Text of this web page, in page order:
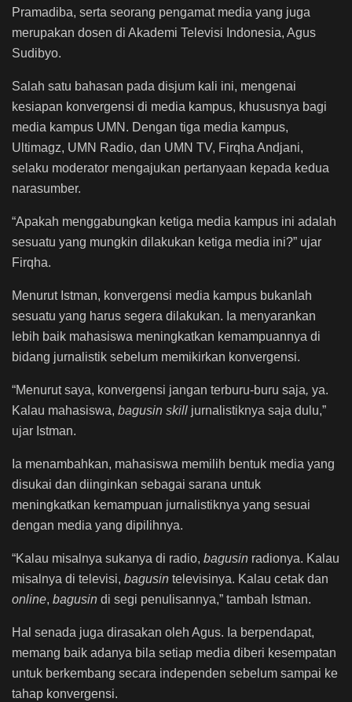
Pramadiba, serta seorang pengamat media yang juga
merupakan dosen di Akademi Televisi Indonesia, Agus
Sudibyo.
Salah satu bahasan pada disjum kali ini, mengenai
kesiapan konvergensi di media kampus, khususnya bagi
media kampus UMN. Dengan tiga media kampus,
Ultimagz, UMN Radio, dan UMN TV, Firqha Andjani,
selaku moderator mengajukan pertanyaan kepada kedua
narasumber.
“Apakah menggabungkan ketiga media kampus ini adalah
sesuatu yang mungkin dilakukan ketiga media ini?” ujar
Firqha.
Menurut Istman, konvergensi media kampus bukanlah
sesuatu yang harus segera dilakukan. Ia menyarankan
lebih baik mahasiswa meningkatkan kemampuannya di
bidang jurnalistik sebelum memikirkan konvergensi.
“Menurut saya, konvergensi jangan terburu-buru saja, ya.
Kalau mahasiswa, bagusin skill jurnalistiknya saja dulu,”
ujar Istman.
Ia menambahkan, mahasiswa memilih bentuk media yang
disukai dan diinginkan sebagai sarana untuk
meningkatkan kemampuan jurnalistiknya yang sesuai
dengan media yang dipilihnya.
“Kalau misalnya sukanya di radio, bagusin radionya. Kalau
misalnya di televisi, bagusin televisinya. Kalau cetak dan
online, bagusin di segi penulisannya,” tambah Istman.
Hal senada juga dirasakan oleh Agus. Ia berpendapat,
memang baik adanya bila setiap media diberi kesempatan
untuk berkembang secara independen sebelum sampai ke
tahap konvergensi.